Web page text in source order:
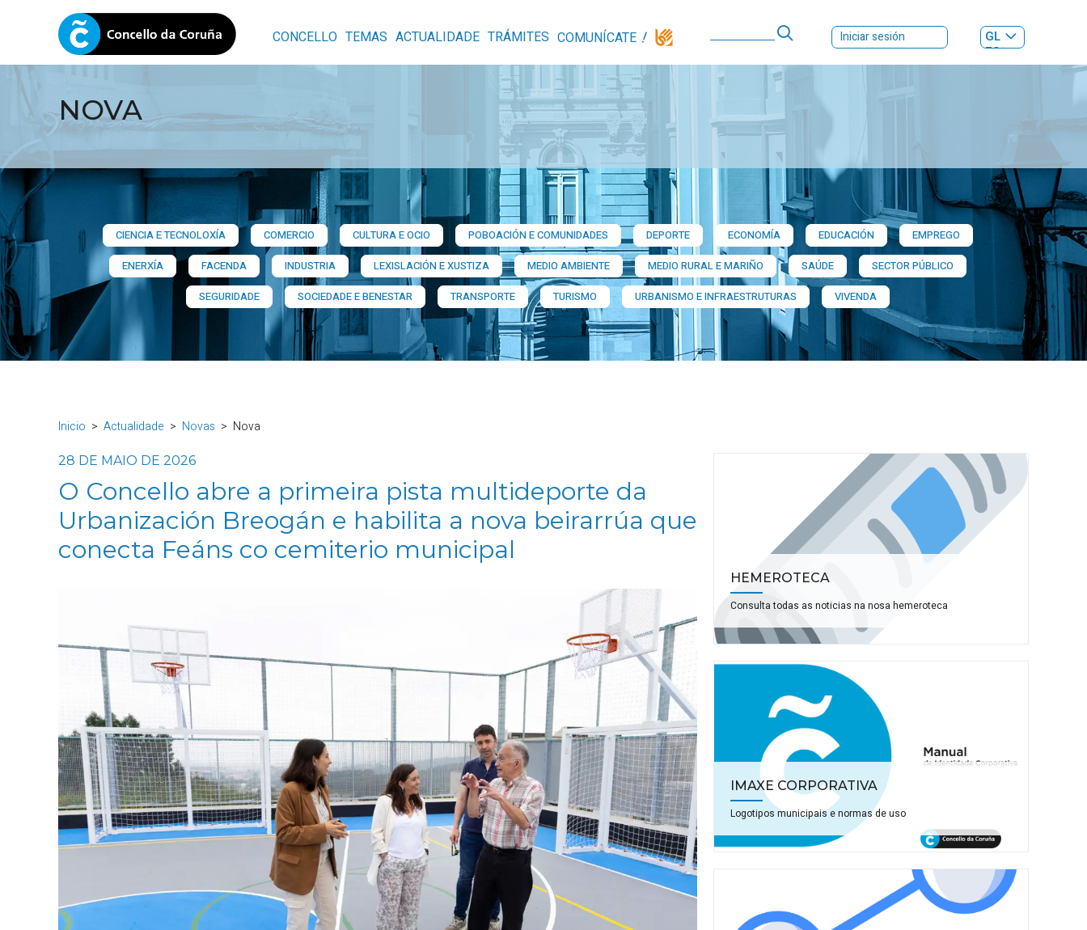
CONCELLO TEMAS ACTUALIDADE TRÁMITES COMUNÍCATE Iniciar sesión
GL
ES|
NOVA
CIENCIA E TECNOLOXÍA COMERCIO CULTURA E OCIO POBOACIÓN E COMUNIDADES DEPORTE ECONOMÍA EDUCACIÓN
EMPREGO
ENERXÍA
FACENDA INDUSTRIA LEXISLACIÓN E XUSTIZA MEDIO AMBIENTE MEDIO RURAL E MARIÑO SAÚDE
SECTOR PÚBLICO
SEGURIDADE
SOCIEDADE E BENESTAR TRANSPORTE TURISMO URBANISMO E INFRAESTRUTURAS VIVENDA
Inicio Actualidade Novas Nova
28 DE MAIO DE 2026
O Concello abre a primeira pista multideporte da
Urbanización Breogán e habilita a nova beirarrúa que
conecta Feáns co cemiterio municipal
HEMEROTECA
Consulta todas as noticias na nosa hemeroteca
IMAXE CORPORATIVA
Logotipos municipais e normas de uso